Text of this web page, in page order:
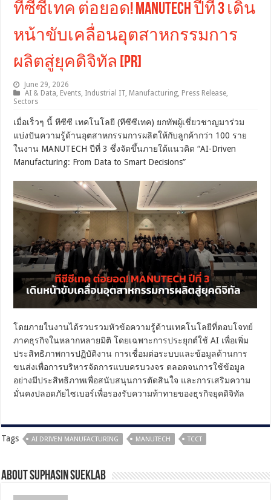
ทีซีซีเทค ต่อยอด! MANUTECH ปีที่ 3 เดิน
หน้าขับเคลื่อนอุตสาหกรรมการ
ผลิตสู่ยุคดิจิทัล [PR]
June 29, 2026
AI & Data Events Industrial IT Manufacturing Press Release
Sectors
เมื่อเร็วๆ นี้ ทีซีซี เทคโนโลยี (ทีซีซีเทค) ยกทัพผู้เชี่ยวชาญมาร่วม
แบ่งปันความรู้ด้านอุตสาหกรรมการผลิตให้กับลูกค้ากว่า 100 ราย
ในงาน MANUTECH ปีที่ 3 ซึ่งจัดขึ้นภายใต้แนวคิด “AI-Driven
Manufacturing: From Data to Smart Decisions”
โดยภายในงานได้รวบรวมหัวข้อความรู้ด้านเทคโนโลยีที่ตอบโจทย์
ภาคธุรกิจในหลากหลายมิติ โดยเฉพาะการประยุกต์ใช้ AI เพื่อเพิ่ม
ประสิทธิภาพการปฏิบัติงาน การเชื่อมต่อระบบและข้อมูลด้านการ
ขนส่งเพื่อการบริหารจัดการแบบครบวงจร ตลอดจนการใช้ข้อมูล
อย่างมีประสิทธิภาพเพื่อสนับสนุนการตัดสินใจ และการเสริมความ
มั่นคงปลอดภัยไซเบอร์เพื่อรองรับความท้าทายของธุรกิจยุคดิจิทัล
Tags AI DRIVEN MANUFACTURING MANUTECH TCCT
About Suphasin Sueklab